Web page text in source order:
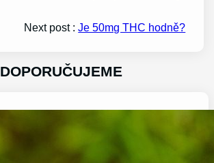
Next post :Je 50mg THC hodně?
DOPORUČUJEME